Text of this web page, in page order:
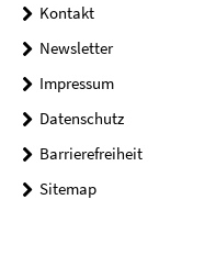
Kontakt
Newsletter
Impressum
Datenschutz
Barrierefreiheit
Sitemap